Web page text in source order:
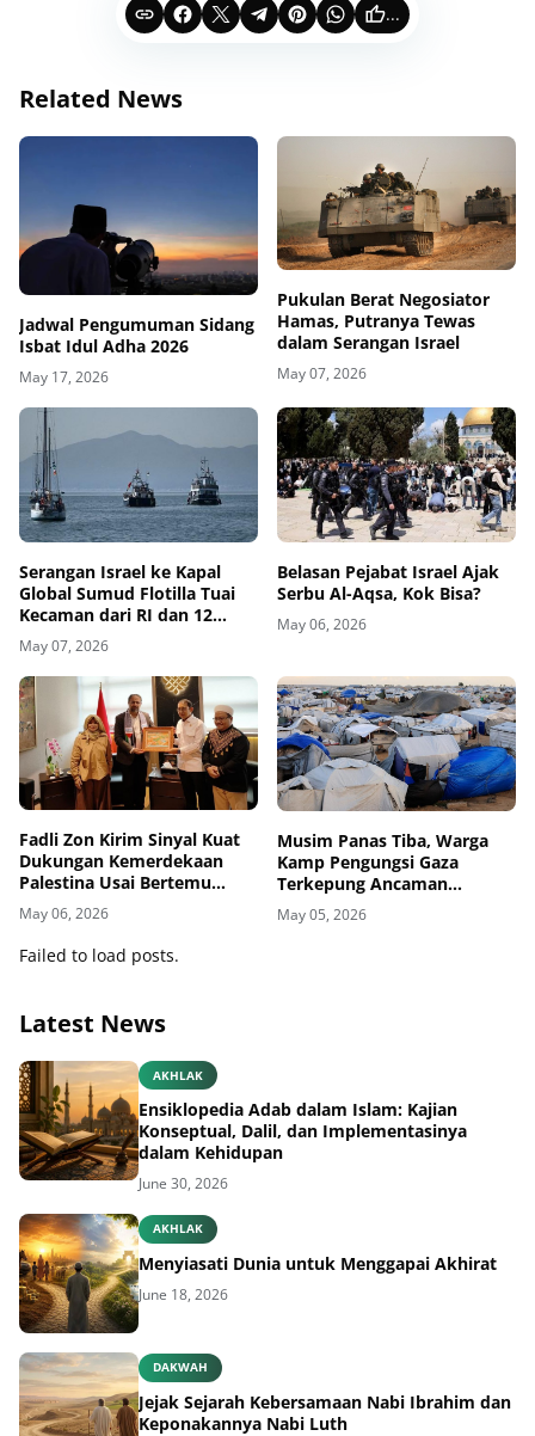
...
Related News
Jadwal Pengumuman Sidang
Isbat Idul Adha 2026
May 17, 2026
Pukulan Berat Negosiator
Hamas, Putranya Tewas
dalam Serangan Israel
May 07, 2026
Serangan Israel ke Kapal
Global Sumud Flotilla Tuai
Kecaman dari RI dan 12
Negara
May 07, 2026
Belasan Pejabat Israel Ajak
Serbu Al-Aqsa, Kok Bisa?
May 06, 2026
Fadli Zon Kirim Sinyal Kuat
Dukungan Kemerdekaan
Palestina Usai Bertemu
Delegasi di Kemenbud
May 06, 2026
Musim Panas Tiba, Warga
Kamp Pengungsi Gaza
Terkepung Ancaman
Penyakit Kulit
May 05, 2026
Failed to load posts.
Latest News
AKHLAK
Ensiklopedia Adab dalam Islam: Kajian
Konseptual, Dalil, dan Implementasinya
dalam Kehidupan
June 30, 2026
AKHLAK
Menyiasati Dunia untuk Menggapai Akhirat
June 18, 2026
DAKWAH
Jejak Sejarah Kebersamaan Nabi Ibrahim dan
Keponakannya Nabi Luth